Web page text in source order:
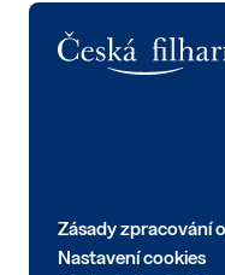
Zásady zpracování
Nastavení cookies